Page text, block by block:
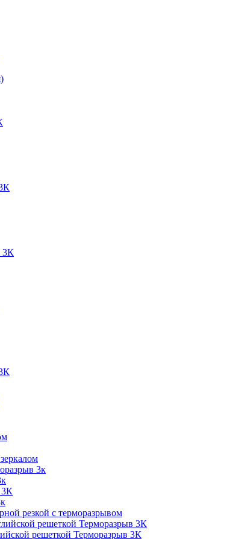
3К
3к
3К
резкой с терморазрывом
решеткой Терморазрыв 3К
решеткой Терморазрыв 3К